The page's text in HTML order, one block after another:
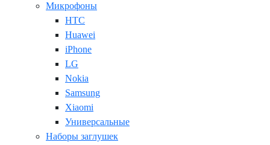
Микрофоны
HTC
Huawei
iPhone
LG
Nokia
Samsung
Xiaomi
Универсальные
Наборы заглушек